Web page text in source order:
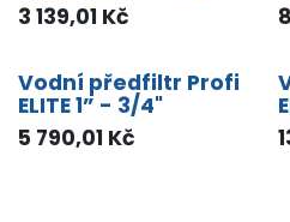
3 139,01 Kč
Vodní předfiltr Profi
ELITE 1” - 3/4"
5 790,01 Kč